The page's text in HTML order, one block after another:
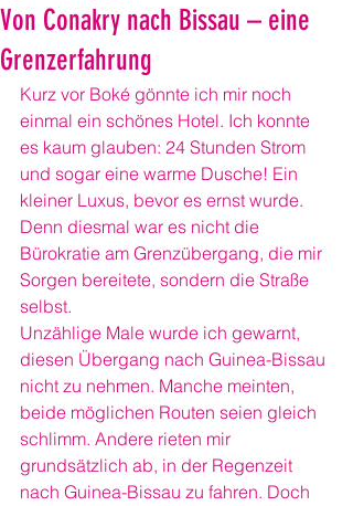
Von Conakry nach Bissau – eine
Grenzerfahrung
Kurz vor Boké gönnte ich mir noch
einmal ein schönes Hotel. Ich konnte
es kaum glauben: 24 Stunden Strom
und sogar eine warme Dusche! Ein
kleiner Luxus, bevor es ernst wurde.
Denn diesmal war es nicht die
Bürokratie am Grenzübergang, die mir
Sorgen bereitete, sondern die Straße
selbst.
Unzählige Male wurde ich gewarnt,
diesen Übergang nach Guinea-Bissau
nicht zu nehmen. Manche meinten,
beide möglichen Routen seien gleich
schlimm. Andere rieten mir
grundsätzlich ab, in der Regenzeit
nach Guinea-Bissau zu fahren. Doch